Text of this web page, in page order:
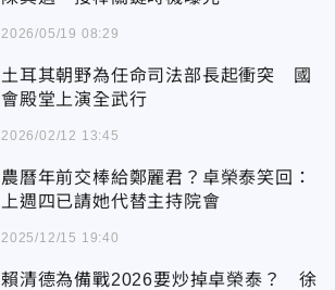
2026/05/19 08:29
土耳其朝野為任命司法部長起衝突 國
會殿堂上演全武行
2026/02/12 13:45
農曆年前交棒給鄭麗君？卓榮泰笑回：
上週四已請她代替主持院會
2025/12/15 19:40
賴清德為備戰2026要炒掉卓榮泰？ 徐